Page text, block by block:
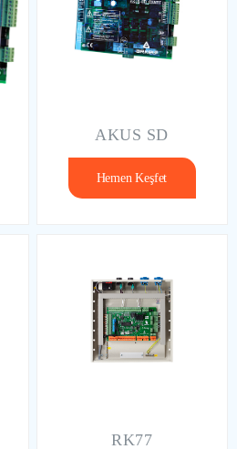
AKUS SD
Hemen Keşfet
RK77